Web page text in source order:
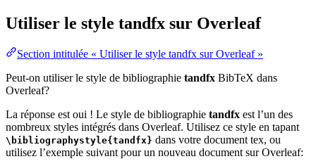
Utiliser le style tandfx sur Overleaf
Section intitulée « Utiliser le style tandfx sur Overleaf »
Peut-on utiliser le style de bibliographie tandfx BibTeX dans
Overleaf?
La réponse est oui ! Le style de bibliographie tandfx est l’un des
nombreux styles intégrés dans Overleaf. Utilisez ce style en tapant
\bibliographystyle{tandfx} dans votre document tex, ou
utilisez l’exemple suivant pour un nouveau document sur Overleaf: